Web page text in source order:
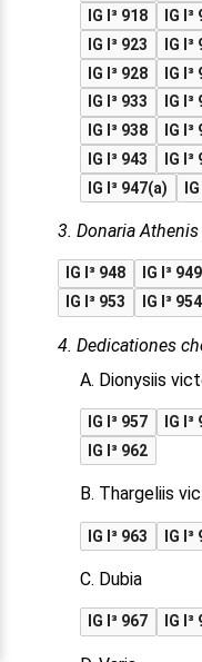
IG I³ 918
IG I³
IG I³ 923
IG I³
IG I³ 928
IG I³
IG I³ 933
IG I³
IG I³ 938
IG I³
IG I³ 943
IG I³
IG I³ 947(a)
3. Donaria
IG I³ 948 IG I³ 949
IG I³ 953
IG I³ 954
4. Dedicationes
A. Dionysiis
IG I³ 957 IG I³
IG I³ 962
B. Thargeliis
IG I³ 963 IG I³
C. Dubia
IG I³ 967 IG I³